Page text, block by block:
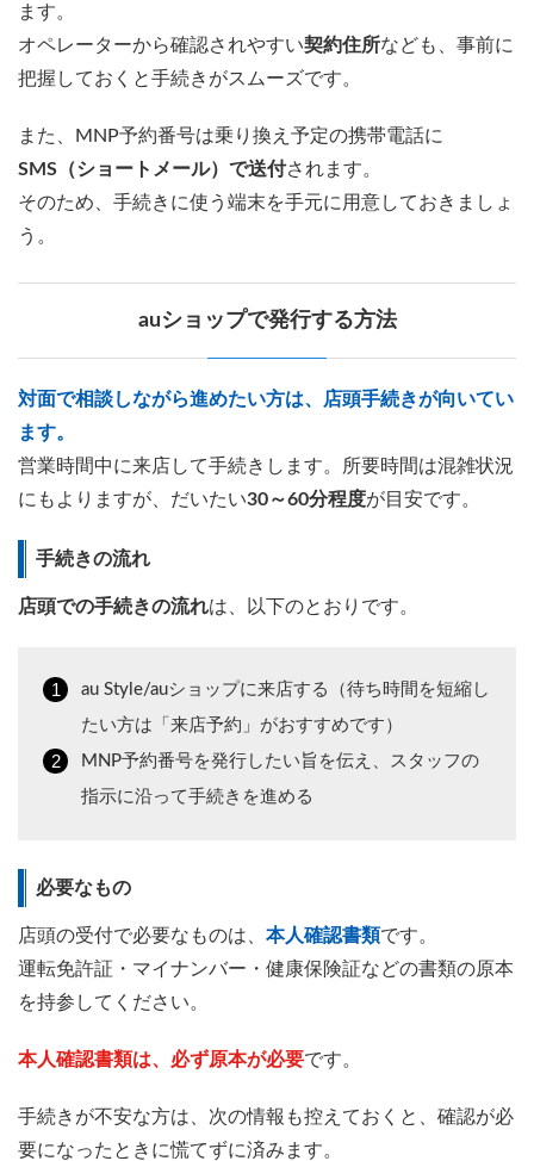
ます。
オペレーターから確認されやすい契約住所なども、事前に
把握しておくと手続きがスムーズです。
また、MNP予約番号は乗り換え予定の携帯電話に
SMS（ショートメール）で送付されます。
そのため、手続きに使う端末を手元に用意しておきましょ
う。
auショップで発行する方法
対面で相談しながら進めたい方は、店頭手続きが向いてい
ます。
営業時間中に来店して手続きします。所要時間は混雑状況
にもよりますが、だいたい30～60分程度が目安です。
手続きの流れ
店頭での手続きの流れは、以下のとおりです。
au Style/auショップに来店する（待ち時間を短縮し
たい方は「来店予約」がおすすめです）
MNP予約番号を発行したい旨を伝え、スタッフの
指示に沿って手続きを進める
必要なもの
店頭の受付で必要なものは、 本人確認書類です。
運転免許証・マイナンバー・健康保険証などの書類の原本
を持参してください。
本人確認書類は、必ず原本が必要です。
手続きが不安な方は、次の情報も控えておくと、確認が必
要になったときに慌てずに済みます。